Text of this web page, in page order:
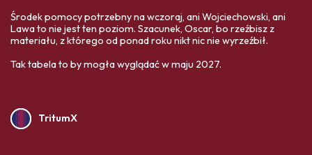
Środek pomocy potrzebny na wczoraj, ani Wojciechowski, ani
Lawa to nie jest ten poziom. Szacunek, Oscar, bo rzeźbisz z
materiału, z którego od ponad roku nikt nic nie wyrzeźbił.
Tak tabela to by mogła wyglądać w maju 2027.
TritumX